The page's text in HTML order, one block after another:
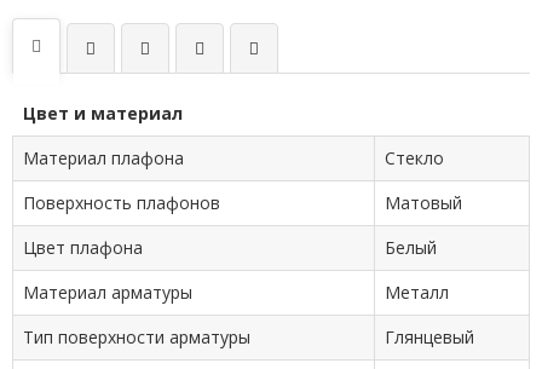
Цвет и материал
Материал плафона
Стекло
Поверхность плафонов
Матовый
Цвет плафона
Белый
Материал арматуры
Металл
Тип поверхности арматуры
Глянцевый